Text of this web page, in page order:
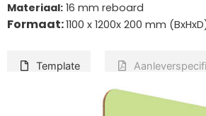
Materiaal: 16 mm reboard
Formaat:1100 x 1200x 200 mm
Template